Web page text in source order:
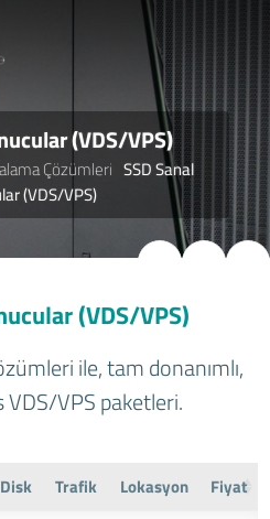
(VDS/VPS)
Çözümleri SSD Sanal
(VDS/VPS)
(VDS/VPS)
ile, tam donanımlı,
VPS paketleri.
Disk Trafik Lokasyon Fiyat